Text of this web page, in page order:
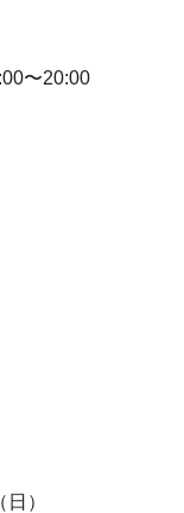
〜20:00
）